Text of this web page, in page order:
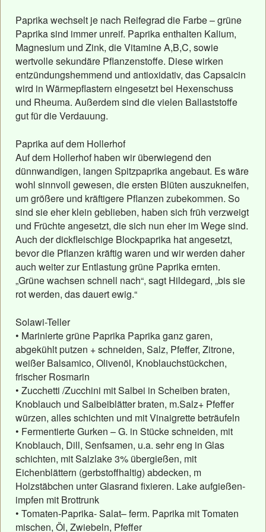
Paprika wechselt je nach Reifegrad die Farbe – grüne
Paprika sind immer unreif. Paprika enthalten Kalium,
Magnesium und Zink, die Vitamine A,B,C, sowie
wertvolle sekundäre Pflanzenstoffe. Diese wirken
entzündungshemmend und antioxidativ, das Capsaicin
wird in Wärmepflastern eingesetzt bei Hexenschuss
und Rheuma. Außerdem sind die vielen Ballaststoffe
gut für die Verdauung.
Paprika auf dem Hollerhof
Auf dem Hollerhof haben wir überwiegend den
dünnwandigen, langen Spitzpaprika angebaut. Es wäre
wohl sinnvoll gewesen, die ersten Blüten auszukneifen,
um größere und kräftigere Pflanzen zubekommen. So
sind sie eher klein geblieben, haben sich früh verzweigt
und Früchte angesetzt, die sich nun eher im Wege sind.
Auch der dickfleischige Blockpaprika hat angesetzt,
bevor die Pflanzen kräftig waren und wir werden daher
auch weiter zur Entlastung grüne Paprika ernten.
„Grüne wachsen schnell nach“, sagt Hildegard, „bis sie
rot werden, das dauert ewig.“
Solawi-Teller
• Marinierte grüne Paprika Paprika ganz garen,
abgekühlt putzen + schneiden, Salz, Pfeffer, Zitrone,
weißer Balsamico, Olivenöl, Knoblauchstückchen,
frischer Rosmarin
• Zucchetti /Zucchini mit Salbei in Scheiben braten,
Knoblauch und Salbeiblätter braten, m.Salz+ Pfeffer
würzen, alles schichten und mit Vinaigrette beträufeln
• Fermentierte Gurken – G. in Stücke schneiden, mit
Knoblauch, Dill, Senfsamen, u.a. sehr eng in Glas
schichten, mit Salzlake 3% übergießen, mit
Eichenblättern (gerbstoffhaltig) abdecken, m
Holzstäbchen unter Glasrand fixieren. Lake aufgießen-
impfen mit Brottrunk
• Tomaten-Paprika- Salat– ferm. Paprika mit Tomaten
mischen, Öl, Zwiebeln, Pfeffer